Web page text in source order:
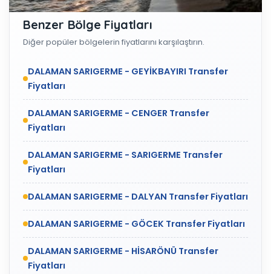
Benzer Bölge Fiyatları
Diğer popüler bölgelerin fiyatlarını karşılaştırın.
DALAMAN SARIGERME - GEYİKBAYIRI Transfer
Fiyatları
DALAMAN SARIGERME - CENGER Transfer
Fiyatları
DALAMAN SARIGERME - SARIGERME Transfer
Fiyatları
DALAMAN SARIGERME - DALYAN Transfer Fiyatları
DALAMAN SARIGERME - GÖCEK Transfer Fiyatları
DALAMAN SARIGERME - HİSARÖNÜ Transfer
Fiyatları